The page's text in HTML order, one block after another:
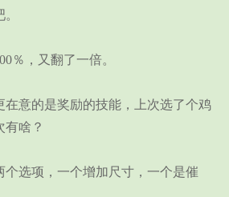
，又翻了一倍。
意的是奖励的技能，上次选了个鸡
有啥？
选项，一个增加尺寸，一个是催